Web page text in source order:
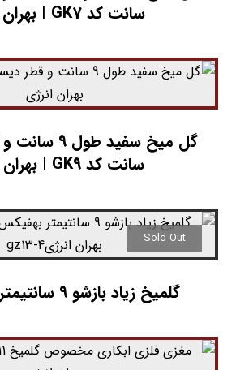
سانت کد GK7 | بهران انرژی
سانت کد GK9 | بهران انرژی
گلمیخ زیاد بازشو 9 سانتیمتر کد GZ-90
Sold Out